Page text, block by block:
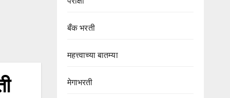
बँक भरती
महत्त्वाच्या बातम्या
मेगाभरती